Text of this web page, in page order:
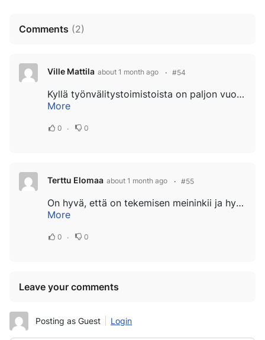
Comments (2)
Ville Mattila about 1 month ago #54
Kyllä työnvälitystoimistoista on paljon vuosia. Oli aikaa kun ei ollut puhelimia, isälleni tuli tieto työmaista lähimpään kauppaan ja sitten kiireesti töihin. Yhdistyksen puhelinnumero oli hyvä keksintö, se oli käytännön tukea kaikki...
More
0 0
Terttu Elomaa about 1 month ago #55
On hyvä, että on tekemisen meininkii ja hyvältä näyttää työn jälki.Toisaalta hyvä, että töitä tarjotaan myös vähän varttuneimmille, mutta miten nuoremmat. Tarjotaanko heille, vai pitäisi olla monivuotinen työkokemus takana. Ei taida yhtälö...
More
0 0
Leave your comments
Posting as Guest Login